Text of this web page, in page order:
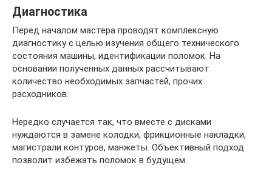
Диагностика
Перед началом мастера проводят комплексную
диагностику с целью изучения общего технического
состояния машины, идентификации поломок. На
основании полученных данных рассчитывают
количество необходимых запчастей, прочих
расходников.
Нередко случается так, что вместе с дисками
нуждаются в замене колодки, фрикционные накладки,
магистрали контуров, манжеты. Объективный подход
позволит избежать поломок в будущем.